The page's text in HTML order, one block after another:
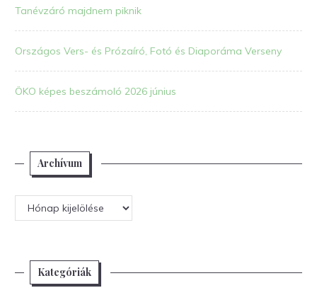
Tanévzáró majdnem piknik
Országos Vers- és Prózaíró, Fotó és Diaporáma Verseny
ÖKO képes beszámoló 2026 június
Archívum
Archívum
Kategóriák